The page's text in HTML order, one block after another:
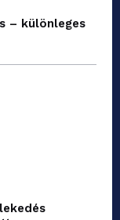
– különleges